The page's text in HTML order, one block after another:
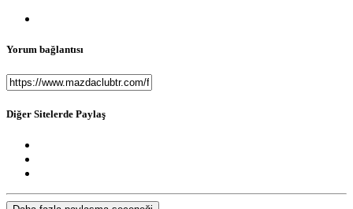
Yorum bağlantısı
Diğer Sitelerde Paylaş